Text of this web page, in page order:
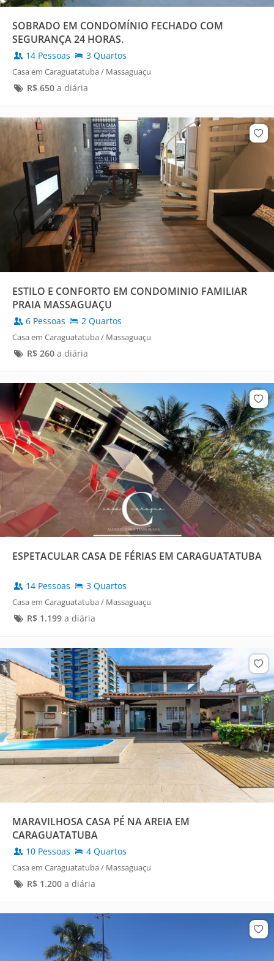
SOBRADO EM CONDOMÍNIO FECHADO COM
SEGURANÇA 24 HORAS.
14 Pessoas 3 Quartos
Casa em Caraguatatuba / Massaguaçu
R$ 650a diária
ESTILO E CONFORTO EM CONDOMINIO FAMILIAR
PRAIA MASSAGUAÇU
6 Pessoas 2 Quartos
Casa em Caraguatatuba / Massaguaçu
R$ 260a diária
ESPETACULAR CASA DE FÉRIAS EM CARAGUATATUBA
14 Pessoas 3 Quartos
Casa em Caraguatatuba / Massaguaçu
R$ 1.199a diária
MARAVILHOSA CASA PÉ NA AREIA EM
CARAGUATATUBA
10 Pessoas 4 Quartos
Casa em Caraguatatuba / Massaguaçu
R$ 1.200a diária